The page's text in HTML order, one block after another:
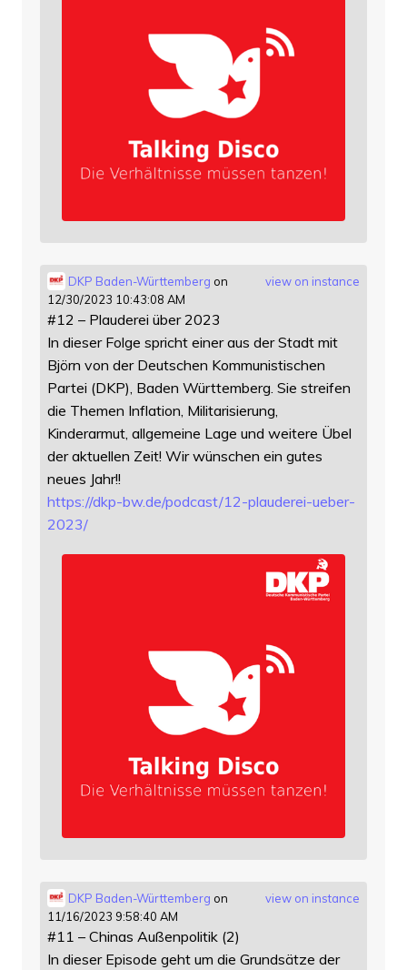
view on instance
DKP Baden-Württemberg on
12/30/2023 10:43:08 AM
#12 – Plauderei über 2023
In dieser Folge spricht einer aus der Stadt mit
Björn von der Deutschen Kommunistischen
Partei (DKP), Baden Württemberg. Sie streifen
die Themen Inflation, Militarisierung,
Kinderarmut, allgemeine Lage und weitere Übel
der aktuellen Zeit! Wir wünschen ein gutes
neues Jahr!!
https://dkp-bw.de/podcast/12-plauderei-ueber-
2023/
view on instance
DKP Baden-Württemberg on
11/16/2023 9:58:40 AM
#11 – Chinas Außenpolitik (2)
In dieser Episode geht um die Grundsätze der